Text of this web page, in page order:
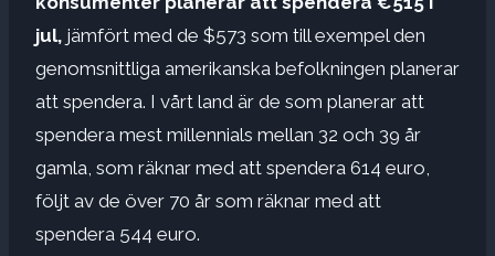
jul, jämfört med de $573 som till exempel den
genomsnittliga amerikanska befolkningen planerar
att spendera. I vårt land är de som planerar att
spendera mest millennials mellan 32 och 39 år
gamla, som räknar med att spendera 614 euro,
följt av de över 70 år som räknar med att
spendera 544 euro.